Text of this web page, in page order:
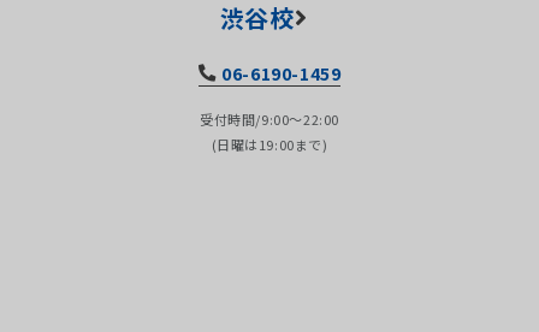
渋谷校
06-6190-1459
受付時間/9:00～22:00
(日曜は19:00まで)